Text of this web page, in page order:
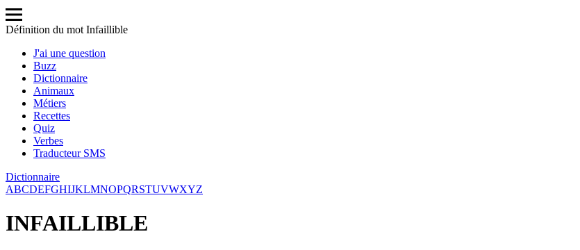
Définition du mot Infaillible
J'ai une question
Buzz
Dictionnaire
Animaux
Métiers
Recettes
Quiz
Verbes
Traducteur SMS
Dictionnaire
ABCDEFGHIJKLMNOPQRSTUVWXYZ
INFAILLIBLE